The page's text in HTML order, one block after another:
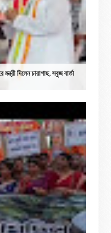
দিলেন চারাগাছ, সবুজ বার্তা